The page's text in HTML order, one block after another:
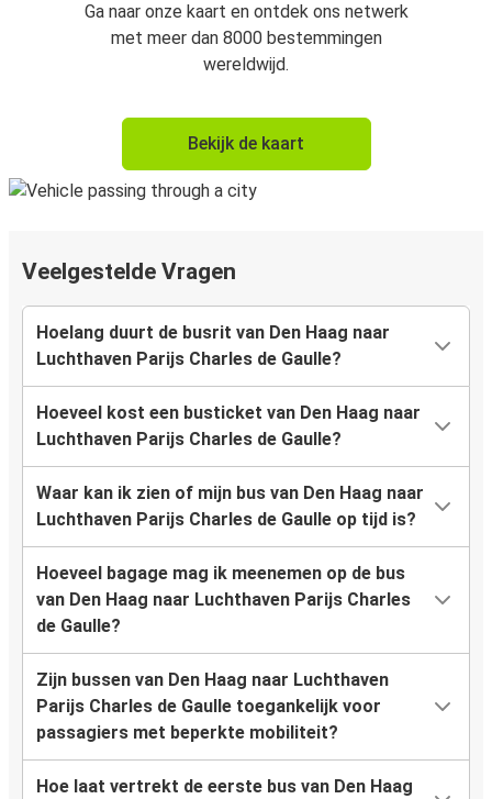
Ga naar onze kaart en ontdek ons netwerk
met meer dan 8000 bestemmingen
wereldwijd.
Bekijk de kaart
Veelgestelde Vragen
Hoelang duurt de busrit van Den Haag naar
Luchthaven Parijs Charles de Gaulle?
Hoeveel kost een busticket van Den Haag naar
Luchthaven Parijs Charles de Gaulle?
Waar kan ik zien of mijn bus van Den Haag naar
Luchthaven Parijs Charles de Gaulle op tijd is?
Hoeveel bagage mag ik meenemen op de bus
van Den Haag naar Luchthaven Parijs Charles
de Gaulle?
Zijn bussen van Den Haag naar Luchthaven
Parijs Charles de Gaulle toegankelijk voor
passagiers met beperkte mobiliteit?
Hoe laat vertrekt de eerste bus van Den Haag